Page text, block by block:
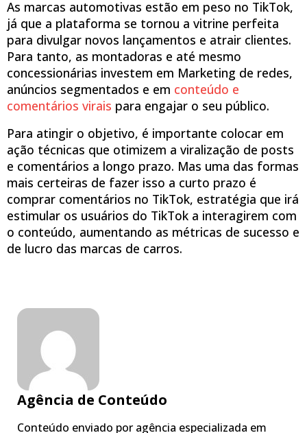
As marcas automotivas estão em peso no TikTok,
já que a plataforma se tornou a vitrine perfeita
para divulgar novos lançamentos e atrair clientes.
Para tanto, as montadoras e até mesmo
concessionárias investem em Marketing de redes,
anúncios segmentados e em conteúdo e
comentários virais para engajar o seu público.
Para atingir o objetivo, é importante colocar em
ação técnicas que otimizem a viralização de posts
e comentários a longo prazo. Mas uma das formas
mais certeiras de fazer isso a curto prazo é
comprar comentários no TikTok, estratégia que irá
estimular os usuários do TikTok a interagirem com
o conteúdo, aumentando as métricas de sucesso e
de lucro das marcas de carros.
Agência de Conteúdo
Conteúdo enviado por agência especializada em